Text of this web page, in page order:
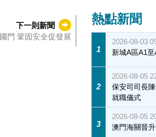
下一則新聞
門 鞏固安全促發展
熱點新聞
1
2026-08-03
新城A區A1
2
2026-08-05
保安司司長
就職儀式
3
2026-08-05
澳門海關晉